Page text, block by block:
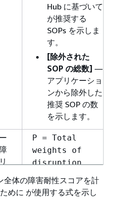
Hub に基づいて
が推奨する
SOPs を示しま
す。
[除外された
SOP の総数] —
アプリケーショ
ンから除外した
推奨 SOP の数
を示します。
P = Total
weights of
disruption
types meeting
the
application's
全体の障害耐性スコアを計
めに が使用する式を示し